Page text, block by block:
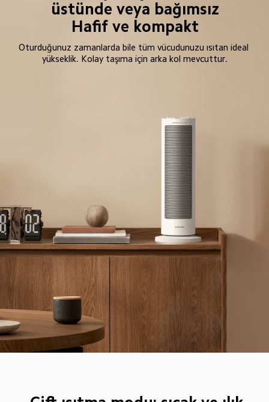
üstünde veya bağımsız
Hafif ve kompakt
Oturduğunuz zamanlarda bile tüm vücudunuzu ısıtan ideal
yükseklik. Kolay taşıma için arka kol mevcuttur.